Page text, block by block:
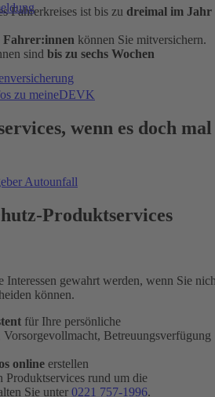
Fahrerkreises ist bis zu dreimal im Jahr
Fahrer:innen können Sie mitversichern.
sind bis zu sechs Wochen
zu meineDEVK
wenn es doch mal
Autounfall
Produktservices
Interessen gewahrt werden, wenn Sie
können.
für Ihre persönliche
Vorsorgevollmacht, Betreuungsverfügung
online erstellen
Produktservices rund um die
Sie unter 0221 757-1996.